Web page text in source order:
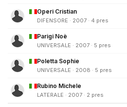
Operi Cristian
DIFENSORE · 2007 · 4 pres
Parigi Noè
UNIVERSALE · 2007 · 5 pres
Poletta Sophie
UNIVERSALE · 2008 · 5 pres
Rubino Michele
LATERALE · 2007 · 2 pres